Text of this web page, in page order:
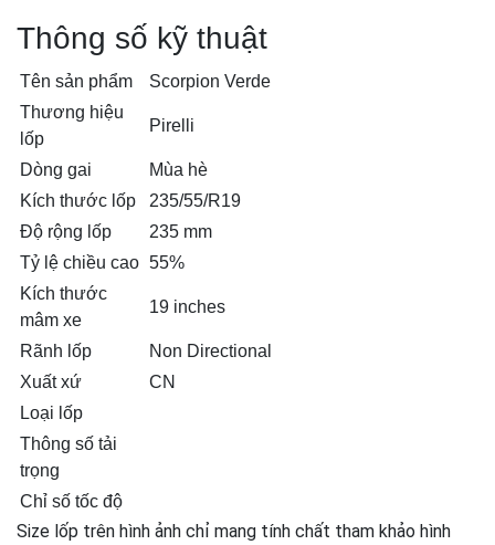
Thông số kỹ thuật
Tên sản phẩm
Scorpion Verde
Thương hiệu
lốp
Pirelli
Dòng gai
Mùa hè
Kích thước lốp
235/55/R19
Độ rộng lốp
235 mm
Tỷ lệ chiều cao 55%
Kích thước
mâm xe
19 inches
Rãnh lốp
Non Directional
Xuất xứ
CN
Loại lốp
Thông số tải
trọng
Chỉ số tốc độ
Size lốp trên hình ảnh chỉ mang tính chất tham khảo hình